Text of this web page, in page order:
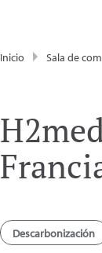
Inicio Sala de
Descarbonización